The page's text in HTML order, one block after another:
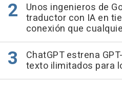
Unos ingenieros de
traductor con IA en
conexión que
ChatGPT estrena
texto ilimitados para